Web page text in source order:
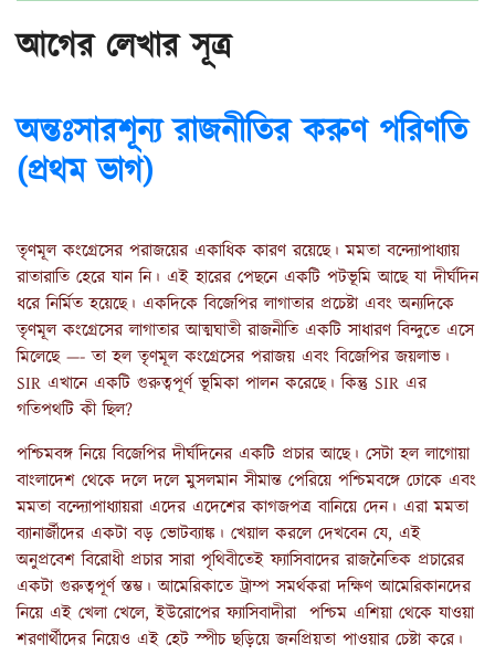
আগের লেখার সূত্র
অন্তঃসারশূন্য রাজনীতির করুণ পরিণতি
(প্রথম ভাগ)
তৃণমূল কংগ্রেসের পরাজয়ের একাধিক কারণ রয়েছে। মমতা বন্দ্যোপাধ্যায়
রাতারাতি হেরে যান নি। এই হারের পেছনে একটি পটভূমি আছে যা দীর্ঘদিন
ধরে নির্মিত হয়েছে। একদিকে বিজেপির লাগাতার প্রচেষ্টা এবং অন্যদিকে
তৃণমূল কংগ্রেসের লাগাতার আত্মঘাতী রাজনীতি একটি সাধারণ বিন্দুতে এসে
মিলেছে —- তা হল তৃণমূল কংগ্রেসের পরাজয় এবং বিজেপির জয়লাভ।
SIR এখানে একটি গুরুত্বপূর্ণ ভূমিকা পালন করেছে। কিন্তু SIR এর
গতিপথটি কী ছিল?
পশ্চিমবঙ্গ নিয়ে বিজেপির দীর্ঘদিনের একটি প্রচার আছে। সেটা হল লাগোয়া
বাংলাদেশ থেকে দলে দলে মুসলমান সীমান্ত পেরিয়ে পশ্চিমবঙ্গে ঢোকে এবং
মমতা বন্দ্যোপাধ্যায়রা এদের এদেশের কাগজপত্র বানিয়ে দেন। এরা মমতা
ব্যানার্জীদের একটা বড় ভোটব্যাঙ্ক। খেয়াল করলে দেখবেন যে, এই
অনুপ্রবেশ বিরোধী প্রচার সারা পৃথিবীতেই ফ্যাসিবাদের রাজনৈতিক প্রচারের
একটা গুরুত্বপূর্ণ স্তম্ভ। আমেরিকাতে ট্রাম্প সমর্থকরা দক্ষিণ আমেরিকানদের
নিয়ে এই খেলা খেলে, ইউরোপের ফ্যাসিবাদীরা পশ্চিম এশিয়া থেকে যাওয়া
শরণার্থীদের নিয়েও এই হেট স্পীচ ছড়িয়ে জনপ্রিয়তা পাওয়ার চেষ্টা করে।